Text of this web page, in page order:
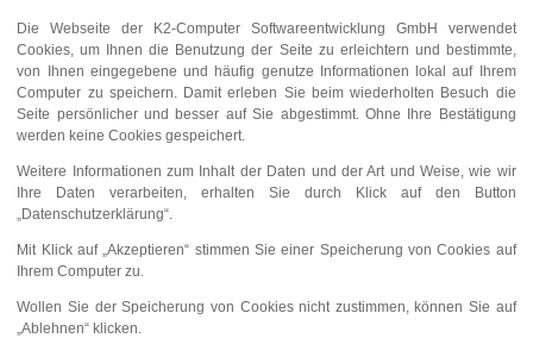
Die Webseite der K2-Computer Softwareentwicklung GmbH verwendet
Cookies, um Ihnen die Benutzung der Seite zu erleichtern und bestimmte,
von Ihnen eingegebene und häufig genutze Informationen lokal auf Ihrem
Computer zu speichern. Damit erleben Sie beim wiederholten Besuch die
Seite persönlicher und besser auf Sie abgestimmt. Ohne Ihre Bestätigung
werden keine Cookies gespeichert.
Weitere Informationen zum Inhalt der Daten und der Art und Weise, wie wir
Ihre Daten verarbeiten, erhalten Sie durch Klick auf den Button
„Datenschutzerklärung“.
Mit Klick auf „Akzeptieren“ stimmen Sie einer Speicherung von Cookies auf
Ihrem Computer zu.
Wollen Sie der Speicherung von Cookies nicht zustimmen, können Sie auf
„Ablehnen“ klicken.
Impressum
AGB
Datenschutzerklärung
Menu
Home Kontakt Support